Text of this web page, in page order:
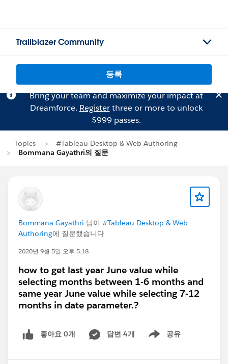
Trailblazer Community
등록
Bring your team and maximize your impact at
Dreamforce. Registerthree or more to unlock
$999 passes.
Topics
#Tableau Desktop & Web Authoring
Bommana Gayathri의 질문
Bommana Gayathri 님이 #Tableau Desktop & Web
Authoring에 질문했습니다
2020년 9월 5일 오후 5:18
how to get last year June value while
selecting months between 1-6 months and
same year June value while selecting 7-12
months in date parameter.?
좋아요 0개 답변 4개 공유
Show menu